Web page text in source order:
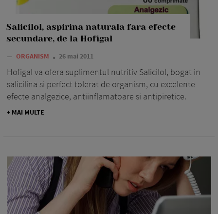
Salicilol, aspirina naturala fara efecte
secundare, de la Hofigal
— ORGANISM 26 mai 2011
Hofigal va ofera suplimentul nutritiv Salicilol, bogat in
salicilina si perfect tolerat de organism, cu excelente
efecte analgezice, antiinflamatoare si antipiretice.
+ MAI MULTE